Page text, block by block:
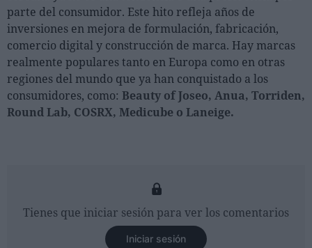
parte del consumidor. Este hito refleja años de
inversiones en mejora de formulación, fabricación,
comercio digital y construcción de marca. Hay marcas
realmente populares tanto en Europa como en otras
regiones del mundo que ya han conquistado a los
consumidores, como: Beauty of Joseo, Anua, Torriden,
Round Lab, COSRX, Medicube o Laneige.
Tienes que iniciar sesión para ver los comentarios
Iniciar sesión